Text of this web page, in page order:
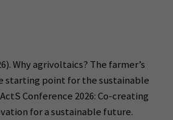
Why agrivoltaics? The farmer’s
starting point for the sustainable
Conference 2026: Co-creating
for a sustainable future.